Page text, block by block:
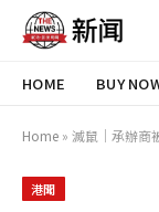
HOME BUY
Home » 滅鼠｜承辦商被指
港聞